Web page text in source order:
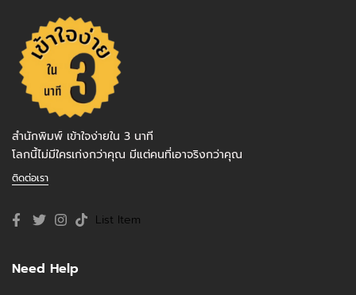
สำนักพิมพ์ เข้าใจง่ายใน 3 นาที
โลกนี้ไม่มีใครเก่งกว่าคุณ มีแต่คนที่เอาจริงกว่าคุณ
ติดต่อเรา
List Item
Need Help